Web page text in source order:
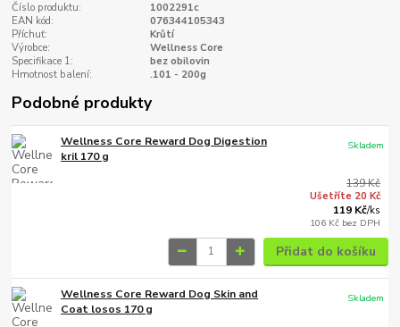
Číslo produktu:
1002291c
EAN kód:
076344105343
Příchuť:
Krůtí
Výrobce:
Wellness Core
Specifikace 1:
bez obilovin
Hmotnost balení:
.101 - 200g
Podobné produkty
Wellness Core Reward Dog Digestion
kril 170 g
139 Kč
Ušetříte 20 Kč
119 Kč/ks
106 Kč bez DPH
Skladem
Přidat do košíku
Wellness Core Reward Dog Skin and
Coat losos 170 g
Skladem